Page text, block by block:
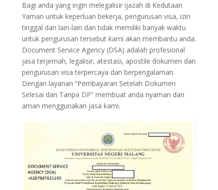
Bagi anda yang ingin melegalisir ijazah di Kedutaan
Yaman untuk keperluan bekerja, pengurusan visa, izin
tinggal dan lain-lain dan tidak memiliki banyak waktu
untuk pengurusan tersebut kami akan membantu anda.
Document Service Agency (DSA) adalah profesional
jasa terjemah, legalisir, atestasi, apostile dokumen dan
pengurusan visa terpercaya dan berpengalaman.
Dengan layanan “Pembayaran Setelah Dokumen
Selesai dan Tanpa DP” membuat anda nyaman dan
aman menggunakan jasa kami.